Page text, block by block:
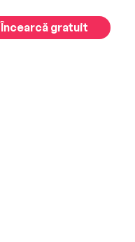
Încearcă gratuit